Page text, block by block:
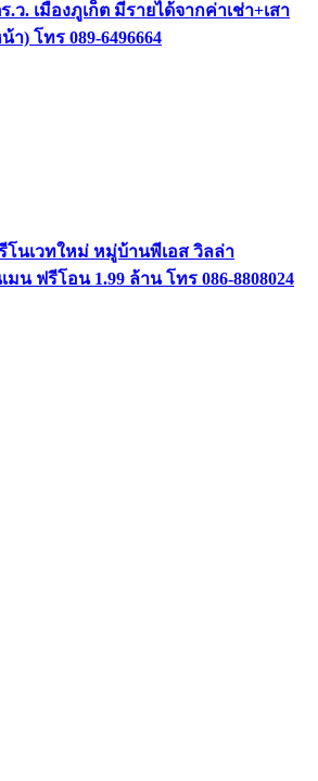
.ว. เมืองภูเก็ต มีรายได้จากค่าเช่า+เสา
โทร 089-6496664
โนเวทใหม่ หมู่บ้านพีเอส วิลล่า
น ฟรีโอน 1.99 ล้าน โทร 086-8808024